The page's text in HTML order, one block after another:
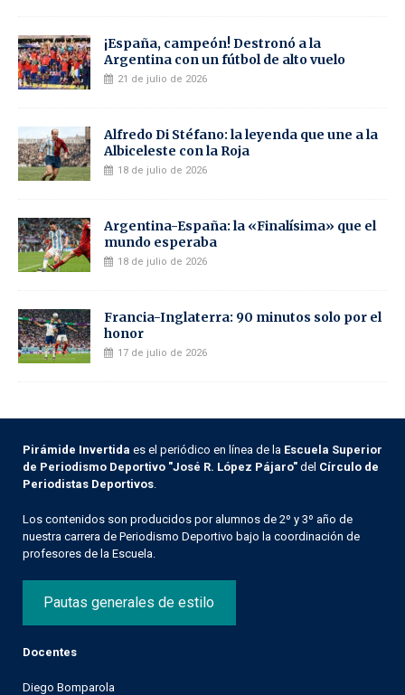
¡España, campeón! Destronó a la
Argentina con un fútbol de alto vuelo
21 de julio de 2026
Alfredo Di Stéfano: la leyenda que une a la
Albiceleste con la Roja
18 de julio de 2026
Argentina-España: la «Finalísima» que el
mundo esperaba
18 de julio de 2026
Francia-Inglaterra: 90 minutos solo por el
honor
17 de julio de 2026
Pirámide Invertida es el periódico en línea de la Escuela Superior
de Periodismo Deportivo "José R. López Pájaro" del Círculo de
Periodistas Deportivos.
Los contenidos son producidos por alumnos de 2º y 3º año de
nuestra carrera de Periodismo Deportivo bajo la coordinación de
profesores de la Escuela.
Pautas generales de estilo
Docentes
Diego Bomparola